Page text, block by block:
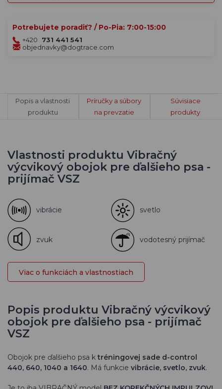
Potrebujete poradiť? / Po-Pia: 7:00-15:00
+420
731 441 541
objednavky@dogtrace.com
Popis a vlastnosti
produktu
Príručky a súbory
na prevzatie
Súvisiace
produkty
Vlastnosti produktu Vibračný
výcvikový obojok pre ďalšieho psa -
prijímač VSZ
vibrácie svetlo
zvuk vodotesný prijímač
Viac o funkciách a vlastnostiach
Popis produktu Vibračný výcvikový
obojok pre ďalšieho psa - prijímač
VSZ
Obojok pre ďalšieho psa ktréningovej sade d-control
440, 640, 1040 a 1640. Má funkcie vibrácie, svetlo, zvuk.